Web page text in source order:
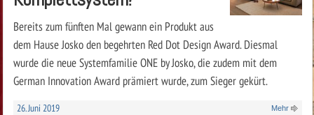
Bereits zum fünften Mal gewann ein Produkt aus
dem Hause Josko den begehrten Red Dot Design Award. Diesmal
wurde die neue Systemfamilie ONE by Josko, die zudem mit dem
German Innovation Award prämiert wurde, zum Sieger gekürt.
26. Juni 2019 Mehr